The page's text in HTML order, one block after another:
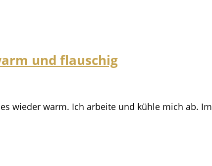
und flauschig
wieder warm. Ich arbeite und kühle mich ab. Im